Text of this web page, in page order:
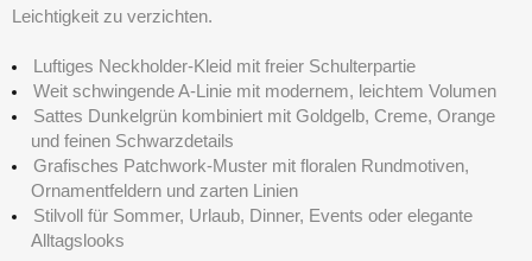
Leichtigkeit zu verzichten.
Luftiges Neckholder-Kleid mit freier Schulterpartie
Weit schwingende A-Linie mit modernem, leichtem Volumen
Sattes Dunkelgrün kombiniert mit Goldgelb, Creme, Orange
und feinen Schwarzdetails
Grafisches Patchwork-Muster mit floralen Rundmotiven,
Ornamentfeldern und zarten Linien
Stilvoll für Sommer, Urlaub, Dinner, Events oder elegante
Alltagslooks